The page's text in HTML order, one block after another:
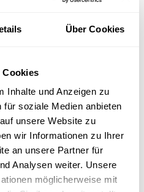
Über Cookies
Cookies
Inhalte und Anzeigen zu
soziale Medien anbieten
unsere Website zu
wir Informationen zu Ihrer
an unsere Partner für
Analysen weiter. Unsere
möglicherweise mit
B2B-Angebot
anfordern